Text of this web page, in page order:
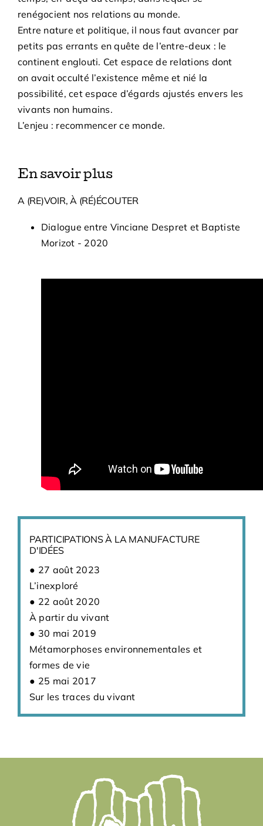
renégocient nos relations au monde.
Entre nature et politique, il nous faut avancer par
petits pas errants en quête de l’entre-deux : le
continent englouti. Cet espace de relations dont
on avait occulté l’existence même et nié la
possibilité, cet espace d’égards ajustés envers les
vivants non humains.
L’enjeu : recommencer ce monde.
En savoir plus
A (RE)VOIR, À (RÉ)ÉCOUTER
Dialogue entre Vinciane Despret et Baptiste
Morizot - 2020
PARTICIPATIONS À LA MANUFACTURE
D'IDÉES
27 août 2023
L’inexploré
22 août 2020
À partir du vivant
30 mai 2019
Métamorphoses environnementales et
formes de vie
25 mai 2017
Sur les traces du vivant